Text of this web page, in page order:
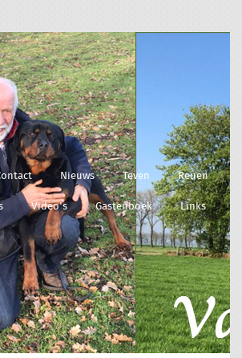
Nieuws Teven Reuen
Video's Gastenboek Links